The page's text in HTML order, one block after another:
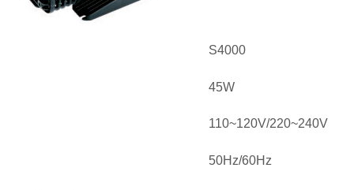
S4000
45W
110~120V/220~240V
50Hz/60Hz